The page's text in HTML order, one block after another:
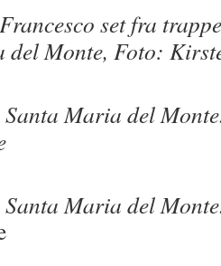
set fra
del Monte, Foto:
Maria del
Maria del